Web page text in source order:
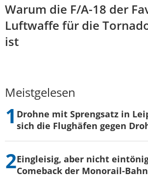
Warum die F/A-18 der
Luftwaffe für die
ist
Meistgelesen
Drohne mit Sprengsatz in
sich die Flughäfen gegen
Eingleisig, aber nicht
Comeback der Monorail-Bahn